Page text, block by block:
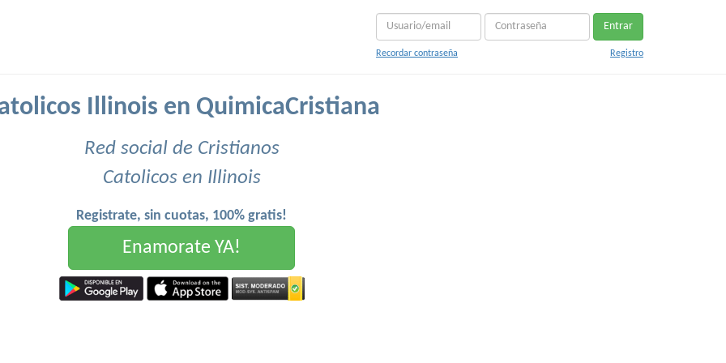
Entrar
Recordar contraseña Registro
Illinois en QuimicaCristiana
Red social de Cristianos
Catolicos en Illinois
Registrate, sin cuotas, 100% gratis!
Enamorate YA!